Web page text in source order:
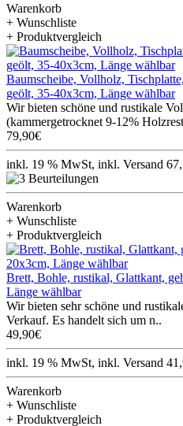
Warenkorb
+ Wunschliste
+ Produktvergleich
Baumscheibe, Vollholz,
geölt, 35-40x3cm, Länge wählbar
Wir bieten schöne und rustikale
(kammergetrocknet 9-12%
79,90€
inkl. 19 % MwSt, inkl. Versand
Warenkorb
+ Wunschliste
+ Produktvergleich
Brett, Bohle, rustikal, Glattkant,
Länge wählbar
Wir bieten sehr schöne und
Verkauf. Es handelt sich um n..
49,90€
inkl. 19 % MwSt, inkl. Versand
Warenkorb
+ Wunschliste
+ Produktvergleich